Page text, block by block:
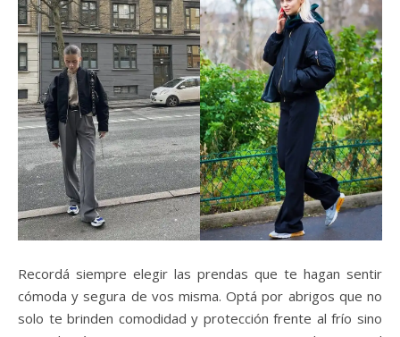
Recordá siempre elegir las prendas que te hagan sentir
cómoda y segura de vos misma. Optá por abrigos que no
solo te brinden comodidad y protección frente al frío sino